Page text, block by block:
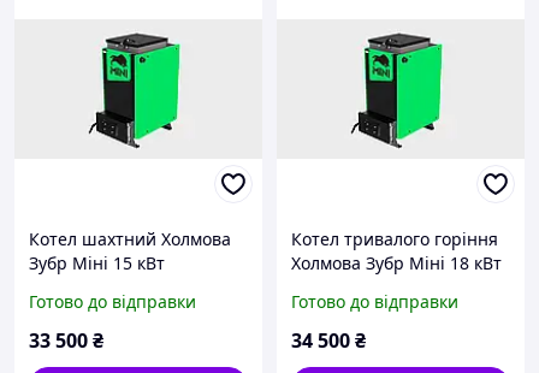
Котел шахтний Холмова
Зубр Міні 15 кВт
Готово до відправки
33 500₴
Котел тривалого горіння
Холмова Зубр Міні 18 кВт
Готово до відправки
34 500₴